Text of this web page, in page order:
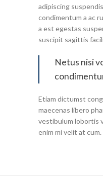
adipiscing
condimentum a ac
a est egestas
suscipit sagittis
Netus nisi
Etiam dictumst
maecenas libero
vestibulum lobortis
enim mi velit at